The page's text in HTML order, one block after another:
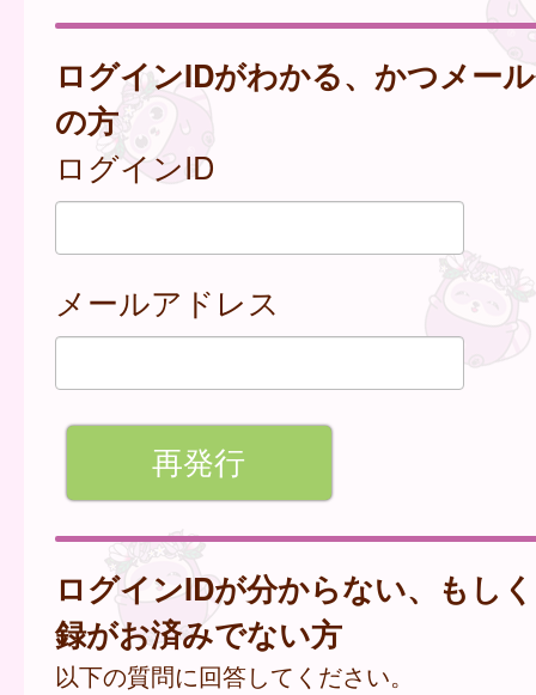
ログインIDがわかる、かつメー
の方
ログインID
メールアドレス
ログインIDが分からない、もし
録がお済みでない方
以下の質問に回答してください。